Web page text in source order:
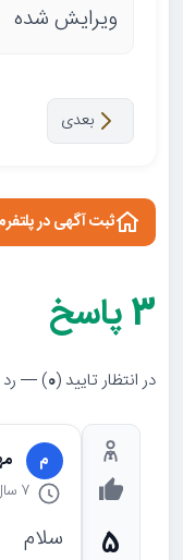
ویرایش شده
بعدی
ثبت آگهی در
3پاسخ
در انتظار تایید (0
) —
5
م
7 سال
سلام